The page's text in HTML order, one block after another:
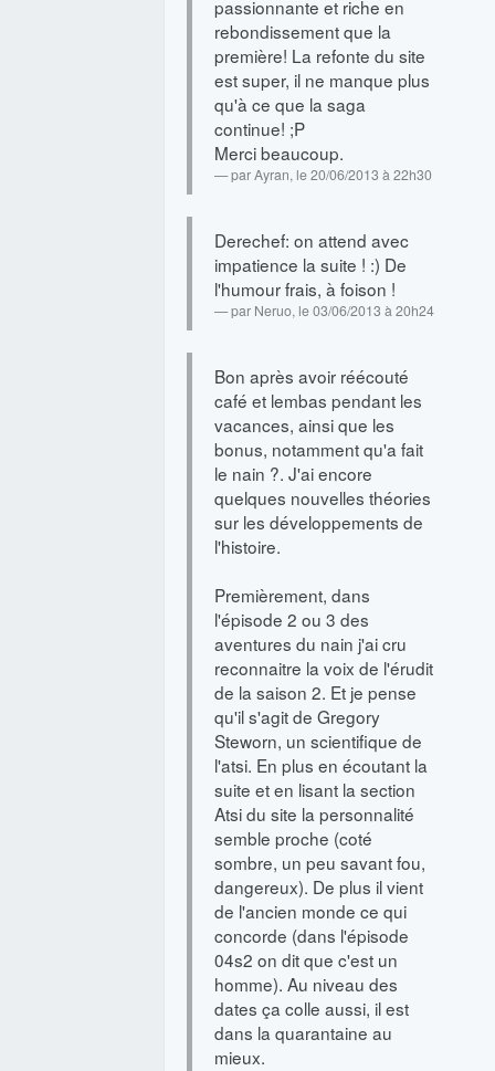
passionnante et riche en
rebondissement que la
première! La refonte du site
est super, il ne manque plus
qu'à ce que la saga
continue! ;P
Merci beaucoup.
parAyran, le 20/06/2013 à 22h30
Derechef: on attend avec
impatience la suite ! :) De
l'humour frais, à foison !
par Neruo, le 03/06/2013 à 20h24
Bon après avoir réécouté
café et lembas pendant les
vacances, ainsi que les
bonus, notamment qu'a fait
le nain ?. J'ai encore
quelques nouvelles théories
sur les développements de
l'histoire.
Premièrement, dans
l'épisode 2 ou 3 des
aventures du nain j'ai cru
reconnaitre la voix de l'érudit
de la saison 2. Et je pense
qu'il s'agit de Gregory
Steworn, un scientifique de
l'atsi. En plus en écoutant la
suite et en lisant la section
Atsi du site la personnalité
semble proche (coté
sombre, un peu savant fou,
dangereux). De plus il vient
de l'ancien monde ce qui
concorde (dans l'épisode
04s2 on dit que c'est un
homme). Au niveau des
dates ça colle aussi, il est
dans la quarantaine au
mieux.